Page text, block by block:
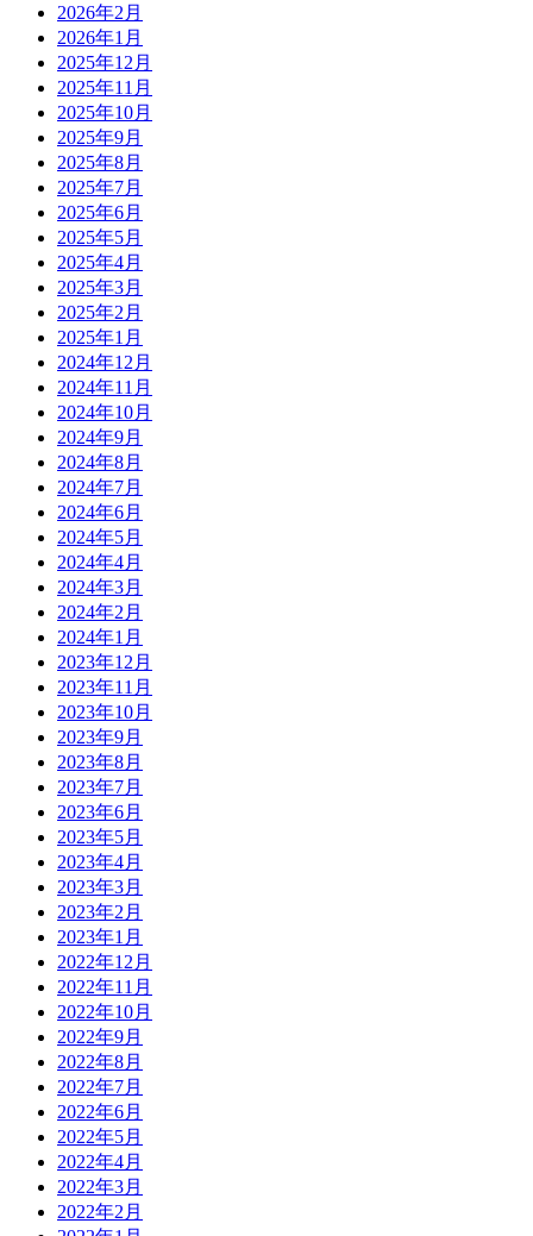
2026年2月
2026年1月
2025年12月
2025年11月
2025年10月
2025年9月
2025年8月
2025年7月
2025年6月
2025年5月
2025年4月
2025年3月
2025年2月
2025年1月
2024年12月
2024年11月
2024年10月
2024年9月
2024年8月
2024年7月
2024年6月
2024年5月
2024年4月
2024年3月
2024年2月
2024年1月
2023年12月
2023年11月
2023年10月
2023年9月
2023年8月
2023年7月
2023年6月
2023年5月
2023年4月
2023年3月
2023年2月
2023年1月
2022年12月
2022年11月
2022年10月
2022年9月
2022年8月
2022年7月
2022年6月
2022年5月
2022年4月
2022年3月
2022年2月